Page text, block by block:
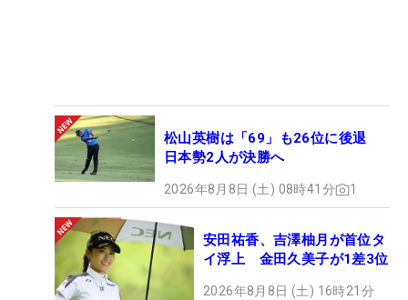
松山英樹は「69」も26位に後退
日本勢2人が決勝へ
2026年8月8日 (土) 08時41分 1
安田祐香、吉澤柚月が首位タ
イ浮上 金田久美子が1差3位
2026年8月8日 (土) 16時21分